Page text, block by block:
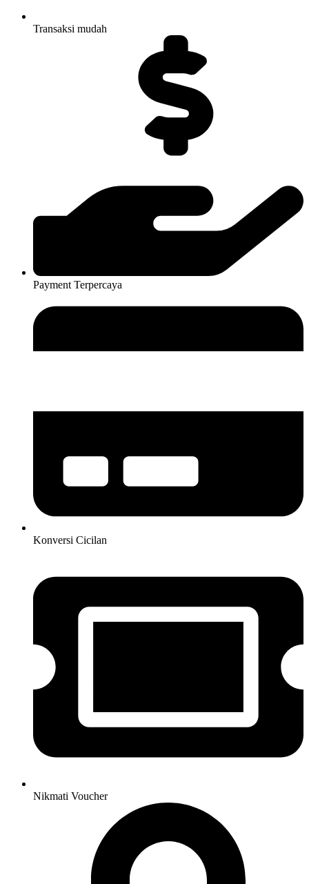
Transaksi mudah
Payment Terpercaya
Konversi Cicilan
Nikmati Voucher